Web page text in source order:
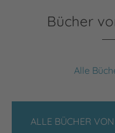
Bücher
Alle
ALLE BÜCHER